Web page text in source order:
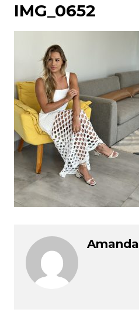
IMG_0652
Amanda